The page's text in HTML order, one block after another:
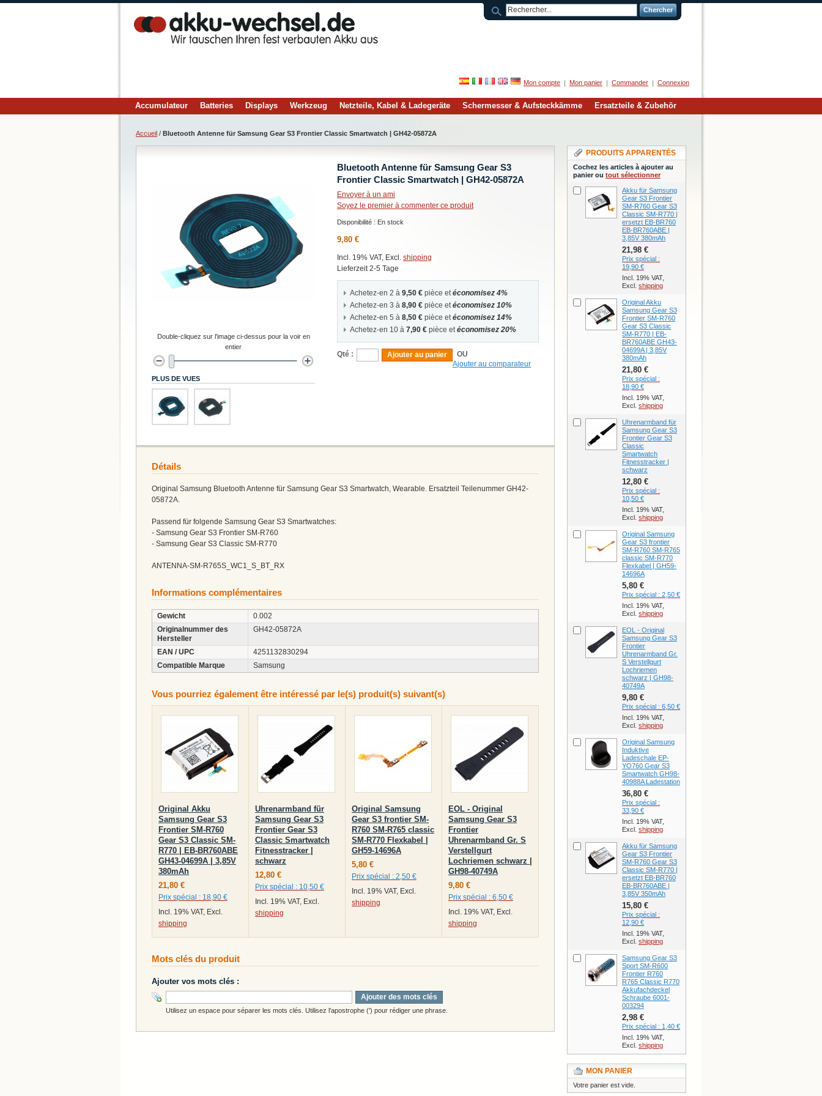
Chercher
Mon compte Mon panier Commander Connexion
Accumulateur Batteries Displays Werkzeug Netzteile, Kabel & Ladegeräte Schermesser & Aufsteckkämme Ersatzteile & Zubehör
Accueil / Bluetooth Antenne für Samsung Gear S3 Frontier Classic Smartwatch | GH42-05872A
Bluetooth Antenne für Samsung Gear S3
Frontier Classic Smartwatch | GH42-05872A
Envoyer à un ami
Soyez le premier à commenter ce produit
Disponibilité : En stock
9,80 €
Incl. 19% VAT, Excl. shipping
Lieferzeit 2-5 Tage
Achetez-en 2 à 9,50 € pièce etéconomisez 4%
Achetez-en 3 à 8,90 € pièce etéconomisez 10%
Achetez-en 5 à 8,50 € pièce etéconomisez 14%
Achetez-en 10 à 7,90 € pièce etéconomisez 20%
Qté : Ajouter au panier
OU
Ajouter au comparateur
Double-cliquez sur l'image ci-dessus pour la voir en
entier
PLUS DE VUES
Détails
Original Samsung Bluetooth Antenne für Samsung Gear S3 Smartwatch, Wearable. Ersatzteil Teilenummer GH42-
05872A.
Passend für folgende Samsung Gear S3 Smartwatches:
- Samsung Gear S3 Frontier SM-R760
- Samsung Gear S3 Classic SM-R770
ANTENNA-SM-R765S_WC1_S_BT_RX
Informations complémentaires
Gewicht
0.002
Originalnummer des
Hersteller
GH42-05872A
EAN / UPC
4251132830294
Compatible Marque
Samsung
Vous pourriez également être intéressé par le(s) produit(s) suivant(s)
Original Akku
Samsung Gear S3
Frontier SM-R760
Gear S3 Classic SM-
R770 | EB-BR760ABE
GH43-04699A | 3,85V
380mAh
21,80 €
Prix spécial : 18,90 €
Incl. 19% VAT, Excl.
shipping
Uhrenarmband für
Samsung Gear S3
Frontier Gear S3
Classic Smartwatch
Fitnesstracker |
schwarz
12,80 €
Prix spécial : 10,50 €
Incl. 19% VAT, Excl.
shipping
Original Samsung
Gear S3 frontier SM-
R760 SM-R765 classic
SM-R770 Flexkabel |
GH59-14696A
5,80 €
Prix spécial : 2,50 €
Incl. 19% VAT, Excl.
shipping
EOL - Original
Samsung Gear S3
Frontier
Uhrenarmband Gr. S
Verstellgurt
Lochriemen schwarz |
GH98-40749A
9,80 €
Prix spécial : 6,50 €
Incl. 19% VAT, Excl.
shipping
Mots clés du produit
Ajouter vos mots clés :
Ajouter des mots clés
Utilisez un espace pour séparer les mots clés. Utilisez l'apostrophe (') pour rédiger une phrase.
PRODUITS APPARENTÉS
Cochez les articles à ajouter au
panier ou tout sélectionner
Akku für Samsung
Gear S3 Frontier
SM-R760 Gear S3
Classic SM-R770 |
ersetzt EB-BR760
EB-BR760ABE |
3,85V 380mAh
21,98 €
Prix spécial :
19,90 €
Incl. 19% VAT,
Excl. shipping
Original Akku
Samsung Gear S3
Frontier SM-R760
Gear S3 Classic
SM-R770 | EB-
BR760ABE GH43-
04699A | 3,85V
380mAh
21,80 €
Prix spécial :
18,90 €
Incl. 19% VAT,
Excl. shipping
Uhrenarmband für
Samsung Gear S3
Frontier Gear S3
Classic
Smartwatch
Fitnesstracker |
schwarz
12,80 €
Prix spécial :
10,50 €
Incl. 19% VAT,
Excl. shipping
Original Samsung
Gear S3 frontier
SM-R760 SM-R765
classic SM-R770
Flexkabel | GH59-
14696A
5,80 €
Prix spécial : 2,50 €
Incl. 19% VAT,
Excl. shipping
EOL - Original
Samsung Gear S3
Frontier
Uhrenarmband Gr.
S Verstellgurt
Lochriemen
schwarz | GH98-
40749A
9,80 €
Prix spécial : 6,50 €
Incl. 19% VAT,
Excl. shipping
Original Samsung
Induktive
Ladeschale EP-
YO760 Gear S3
Smartwatch GH98-
40988A Ladestation
36,80 €
Prix spécial :
33,90 €
Incl. 19% VAT,
Excl. shipping
Akku für Samsung
Gear S3 Frontier
SM-R760 Gear S3
Classic SM-R770 |
ersetzt EB-BR760
EB-BR760ABE |
3,85V 350mAh
15,80 €
Prix spécial :
12,90 €
Incl. 19% VAT,
Excl. shipping
Samsung Gear S3
Sport SM-R600
Frontier R760
R765 Classic R770
Akkufachdeckel
Schraube 6001-
003294
2,98 €
Prix spécial : 1,40 €
Incl. 19% VAT,
Excl. shipping
MON PANIER
Votre panier est vide.